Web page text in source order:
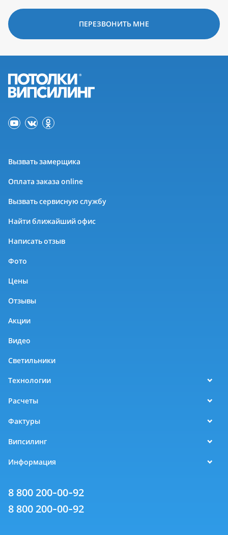
ПЕРЕЗВОНИТЬ МНЕ
Вызвать замерщика
Оплата заказа online
Вызвать сервисную службу
Найти ближайший офис
Написать отзыв
Фото
Цены
Отзывы
Акции
Видео
Светильники
Технологии
Расчеты
Фактуры
Випсилинг
Информация
8 800 200-00-92
8 800 200-00-92